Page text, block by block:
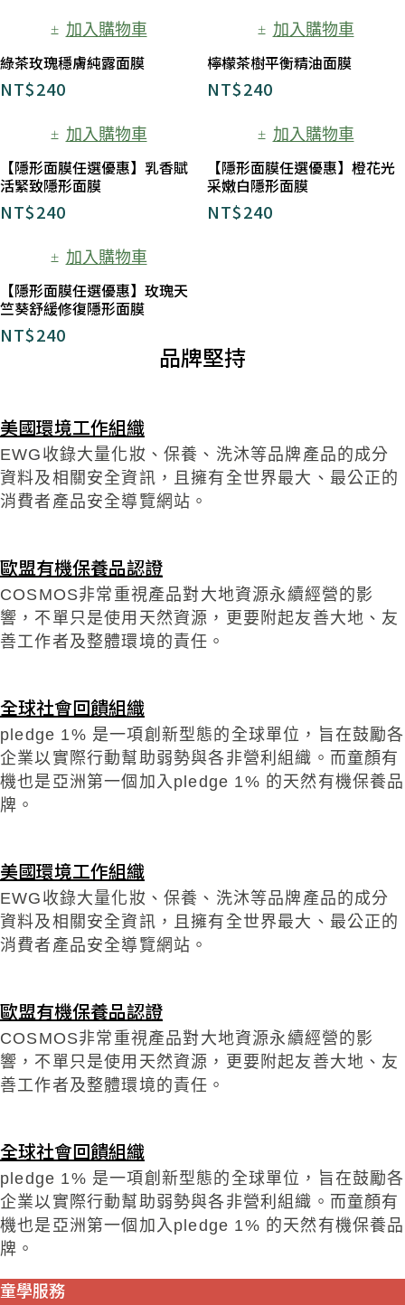
加入購物車
綠茶玫瑰穩膚純露面膜
NT$240
加入購物車
檸檬茶樹平衡精油面膜
NT$240
加入購物車
【隱形面膜任選優惠】乳香賦
活緊致隱形面膜
NT$240
加入購物車
【隱形面膜任選優惠】橙花光
采嫩白隱形面膜
NT$240
加入購物車
【隱形面膜任選優惠】玫瑰天
竺葵舒緩修復隱形面膜
NT$240
品牌堅持
美國環境工作組織
EWG收錄大量化妝、保養、洗沐等品牌產品的成分
資料及相關安全資訊，且擁有全世界最大、最公正的
消費者產品安全導覽網站。
歐盟有機保養品認證
COSMOS非常重視產品對大地資源永續經營的影
響，不單只是使用天然資源，更要附起友善大地、友
善工作者及整體環境的責任。
全球社會回饋組織
pledge 1% 是一項創新型態的全球單位，旨在鼓勵各
企業以實際行動幫助弱勢與各非營利組織。而童顏有
機也是亞洲第一個加入pledge 1% 的天然有機保養品
牌。
美國環境工作組織
EWG收錄大量化妝、保養、洗沐等品牌產品的成分
資料及相關安全資訊，且擁有全世界最大、最公正的
消費者產品安全導覽網站。
歐盟有機保養品認證
COSMOS非常重視產品對大地資源永續經營的影
響，不單只是使用天然資源，更要附起友善大地、友
善工作者及整體環境的責任。
全球社會回饋組織
pledge 1% 是一項創新型態的全球單位，旨在鼓勵各
企業以實際行動幫助弱勢與各非營利組織。而童顏有
機也是亞洲第一個加入pledge 1% 的天然有機保養品
牌。
童學服務